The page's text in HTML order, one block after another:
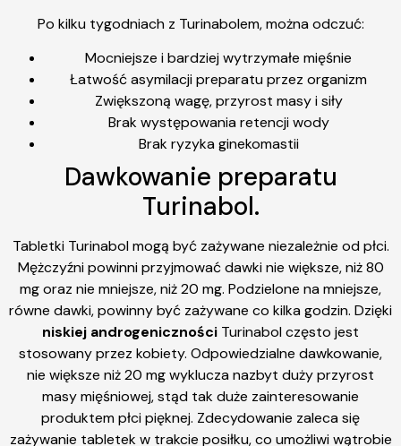
Po kilku tygodniach z Turinabolem, można odczuć:
Mocniejsze i bardziej wytrzymałe mięśnie
Łatwość asymilacji preparatu przez organizm
Zwiększoną wagę, przyrost masy i siły
Brak występowania retencji wody
Brak ryzyka ginekomastii
Dawkowanie preparatu
Turinabol.
Tabletki Turinabol mogą być zażywane niezależnie od płci.
Mężczyźni powinni przyjmować dawki nie większe, niż 80
mg oraz nie mniejsze, niż 20 mg. Podzielone na mniejsze,
równe dawki, powinny być zażywane co kilka godzin. Dzięki
niskiej androgeniczności Turinabol często jest
stosowany przez kobiety. Odpowiedzialne dawkowanie,
nie większe niż 20 mg wyklucza nazbyt duży przyrost
masy mięśniowej, stąd tak duże zainteresowanie
produktem płci pięknej. Zdecydowanie zaleca się
zażywanie tabletek w trakcie posiłku, co umożliwi wątrobie